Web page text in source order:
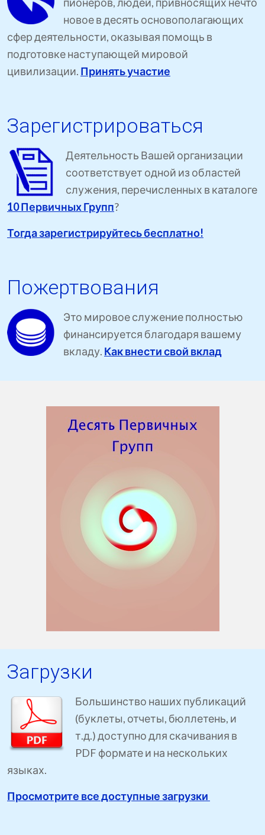
новое в десять основополагающих
сфер деятельности, оказывая помощь в
подготовке наступающей мировой
цивилизации. Принять участие
Зарегистрироваться
Деятельность Вашей организации
соответствует одной из областей
служения, перечисленных в каталоге
10 Первичных Групп?
Тогда зарегистрируйтесь бесплатно!
Пожертвования
Это мировое служение полностью
финансируется благодаря вашему
вкладу. Как внести свой вклад
Загрузки
Большинство наших публикаций
(буклеты, отчеты, бюллетень, и
т.д.) доступно для скачивания в
PDF формате и на нескольких
языках.
Просмотрите все доступные загрузки